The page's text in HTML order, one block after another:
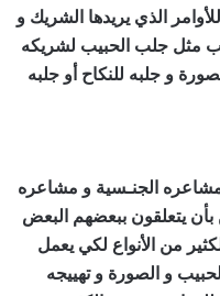
الذي يريدها الشريك و
مثل جلب الحبيب لشريكه
و جلبه للنكاح أو جلبه
مشاعره الجنـسية و مشاعره
يتعلقون ببعضهم البعض
من الأنواع لكي يعمل
و الصورة و تهييجه